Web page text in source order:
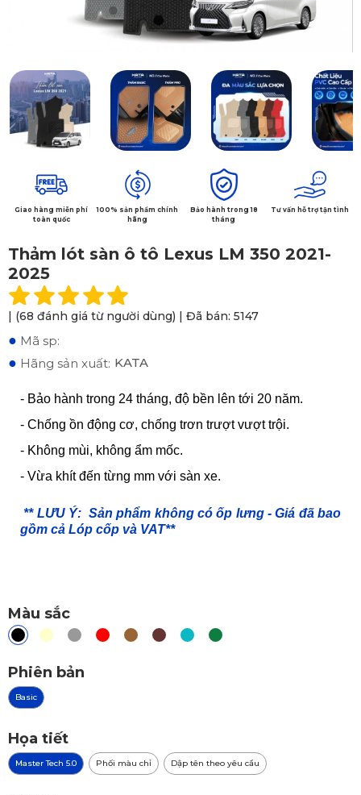
Giao hàng miễn phí
toàn quốc
100% sản phẩm chính
hãng
Bảo hành trong 18
tháng
Tư vấn hỗ trợ tận tình
Thảm lót sàn ô tô Lexus LM 350 2021-
2025
| (68 đánh giá từ người dùng) | Đã bán: 5147
● Mã sp:
● Hãng sản xuất: KATA
- Bảo hành trong 24 tháng, độ bền lên tới 20 năm.
- Chống ồn động cơ, chống trơn trượt vượt trội.
- Không mùi, không ẩm mốc.
- Vừa khít đến từng mm với sàn xe.
** LƯU Ý: ​Sản phẩm không có ốp lưng - Giá đã bao
gồm cả Lóp cốp và VAT**
Màu sắc
Phiên bản
Basic
Họa tiết
Master Tech 5.0 Phối màu chỉ Dập tên theo yêu cầu